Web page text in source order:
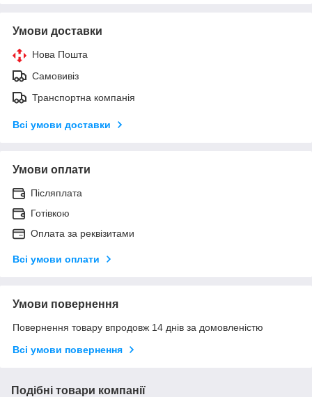
Умови доставки
Нова Пошта
Самовивіз
Транспортна компанія
Всі умови доставки
Умови оплати
Післяплата
Готівкою
Оплата за реквізитами
Всі умови оплати
Умови повернення
Повернення товару впродовж 14 днів за домовленістю
Всі умови повернення
Подібні товари компанії